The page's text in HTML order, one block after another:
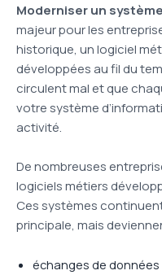
Moderniser un
majeur pour les
historique, un logiciel
développées au fil du
circulent mal et que
votre système
activité.
De nombreuses
logiciels métiers
Ces systèmes
principale, mais
échanges de données